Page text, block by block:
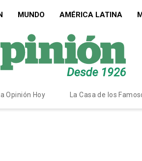
MUNDO AMÉRICA LATINA
Opinión Hoy La Casa de los